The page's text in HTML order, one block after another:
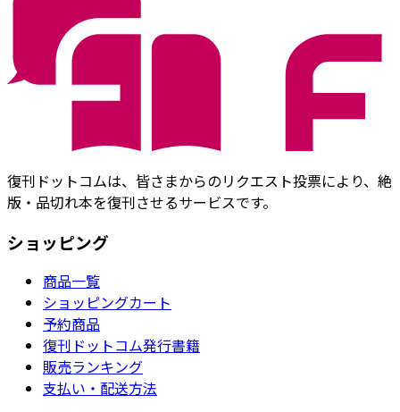
復刊ドットコムは、皆さまからのリクエスト投票により、絶
版・品切れ本を復刊させるサービスです。
ショッピング
商品一覧
ショッピングカート
予約商品
復刊ドットコム発行書籍
販売ランキング
支払い・配送方法